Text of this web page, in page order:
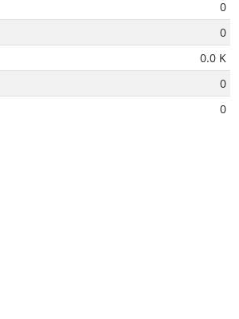
0
0
0.0 K
0
0